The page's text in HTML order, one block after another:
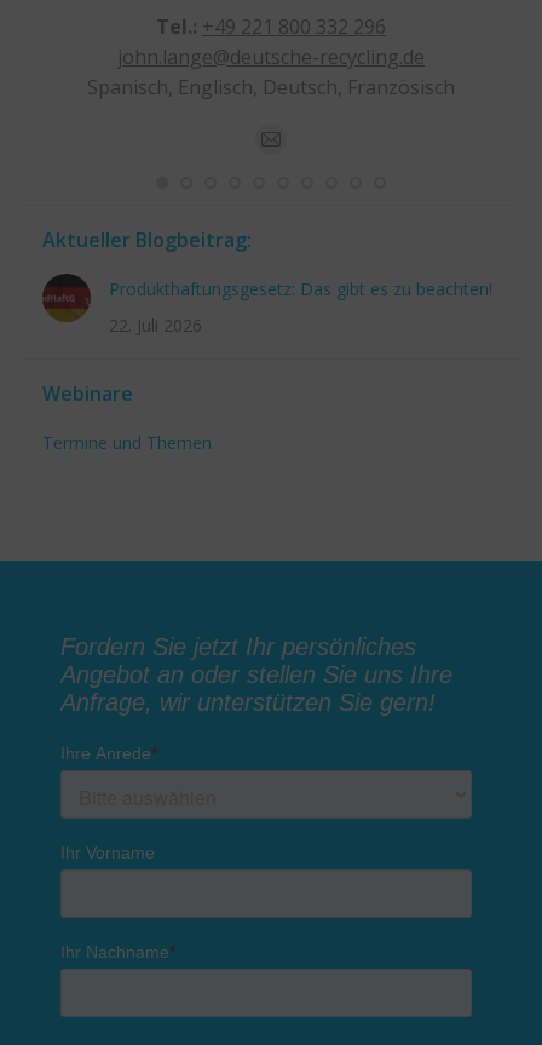
Tel.: +49 221 800 332 296
john.lange@deutsche-recycling.de
Spanisch, Englisch, Deutsch, Französisch
E-
Aktueller Blogbeitrag:
Produkthaftungsgesetz: Das gibt es zu beachten!
22. Juli 2026
Webinare
Termine und Themen